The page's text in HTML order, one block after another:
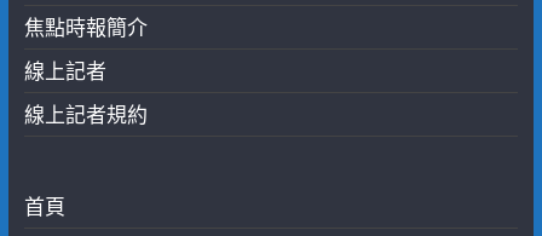
焦點時報簡介
線上記者
線上記者規約
首頁